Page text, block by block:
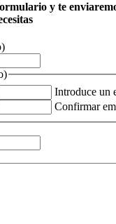
y te
Introduce un
Confirmar